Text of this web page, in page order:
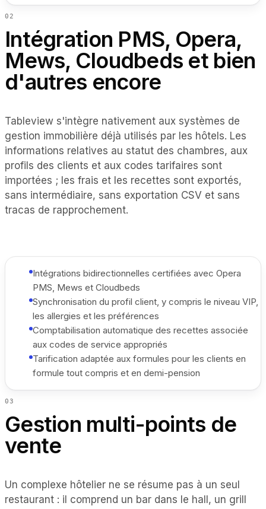
02
Intégration PMS, Opera,
Mews, Cloudbeds et bien
d'autres encore
Tableview s'intègre nativement aux systèmes de
gestion immobilière déjà utilisés par les hôtels. Les
informations relatives au statut des chambres, aux
profils des clients et aux codes tarifaires sont
importées ; les frais et les recettes sont exportés,
sans intermédiaire, sans exportation CSV et sans
tracas de rapprochement.
Intégrations bidirectionnelles certifiées avec Opera
PMS, Mews et Cloudbeds
Synchronisation du profil client, y compris le niveau VIP,
les allergies et les préférences
Comptabilisation automatique des recettes associée
aux codes de service appropriés
Tarification adaptée aux formules pour les clients en
formule tout compris et en demi-pension
03
Gestion multi-points de
vente
Un complexe hôtelier ne se résume pas à un seul
restaurant : il comprend un bar dans le hall, un grill